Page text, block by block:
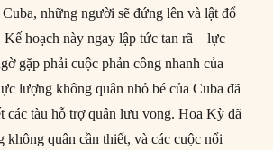
Cuba, những người sẽ đứng lên và lật đổ
Kế hoạch này ngay lập tức tan rã – lực
gặp phải cuộc phản công nhanh của
lượng không quân nhỏ bé của Cuba đã
các tàu hỗ trợ quân lưu vong. Hoa Kỳ đã
không quân cần thiết, và các cuộc nổi